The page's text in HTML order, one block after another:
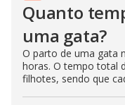
Quanto
uma gata?
O parto de uma gata
horas. O tempo total
filhotes, sendo que